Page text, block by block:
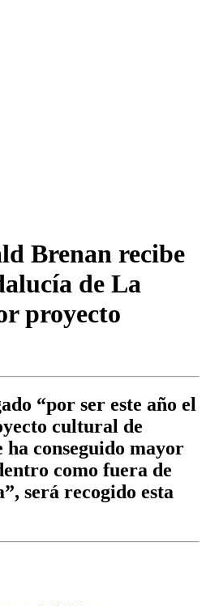
Brenan recibe
de La
proyecto
“por ser este año el
cultural de
conseguido mayor
como fuera de
será recogido esta